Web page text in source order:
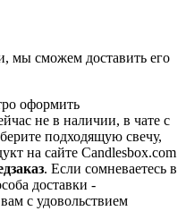
мы сможем доставить его
оформить
не в наличии, в чате с
подходящую свечу,
на сайте Candlesbox.com
. Если сомневаетесь в
доставки -
с удовольствием